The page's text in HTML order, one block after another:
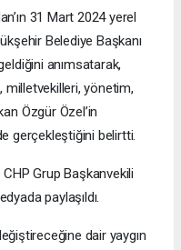
31 Mart 2024 yerel
Belediye Başkanı
anımsatarak,
milletvekilleri, yönetim,
Özgür Özel’in
gerçekleştiğini belirtti.
Grup Başkanvekili
paylaşıldı.
dair yaygın